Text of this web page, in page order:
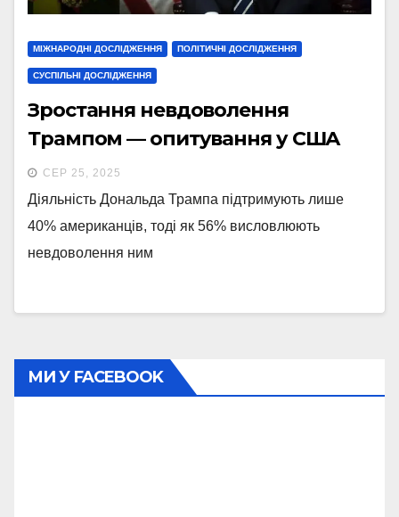
МІЖНАРОДНІ ДОСЛІДЖЕННЯ ПОЛІТИЧНІ ДОСЛІДЖЕННЯ
СУСПІЛЬНІ ДОСЛІДЖЕННЯ
Зростання невдоволення
Трампом — опитування у США
СЕР 25, 2025
Діяльність Дональда Трампа підтримують лише
40% американців, тоді як 56% висловлюють
невдоволення ним
МИ У FACEBOOK